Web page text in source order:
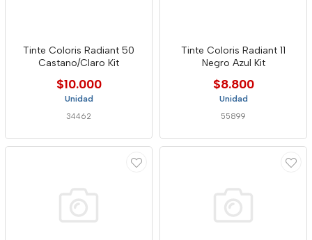
Tinte Coloris Radiant 50
Castano/Claro Kit
$10.000
Unidad
34462
Tinte Coloris Radiant 11
Negro Azul Kit
$8.800
Unidad
55899